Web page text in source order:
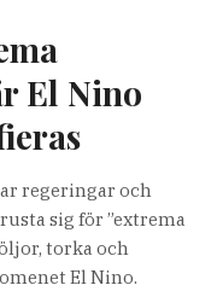
El Nino
regeringar och
sig för ”extrema
torka och
El Nino.